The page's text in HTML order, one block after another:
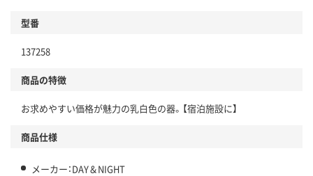
型番
137258
商品の特徴
お求めやすい価格が魅力の乳白色の器。【宿泊施設に】
商品仕様
メーカー：DAY＆NIGHT